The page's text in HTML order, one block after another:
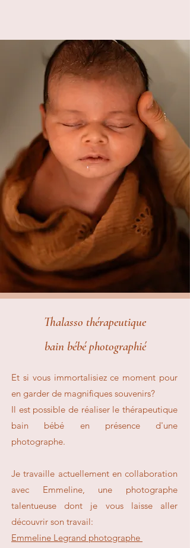
Thalasso thérapeutique
bain bébé photographié
Et si vous immortalisiez ce moment pour
en garder de magnifiques souvenirs?
Il est possible de réaliser le thérapeutique
bain bébé en présence d'une
photographe.
Je travaille actuellement en collaboration
avec Emmeline, une photographe
talentueuse dont je vous laisse aller
découvrir son travail:
Emmeline Legrand photographe